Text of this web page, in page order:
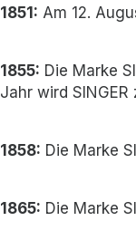
1851: Am 12.
1855: Die Marke
Jahr wird
1858: Die Marke
1865: Die Marke